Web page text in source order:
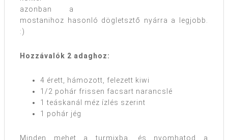
azonban a
mostanihoz hasonló dögletsztő nyárra a legjobb.
:)
Hozzávalók 2 adaghoz:
4 érett, hámozott, felezett kiwi
1/2 pohár frissen facsart narancslé
1 teáskanál méz ízlés szerint
1 pohár jég
Minden mehet a turmixba, és nyomhatod a